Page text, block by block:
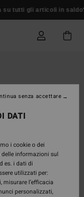
tutti gli articoli in saldo*
DATI
i cookie o dei
informazioni sul
es. i dati di
utilizzati per:
l’efficacia
personalizzati,
senza accettare